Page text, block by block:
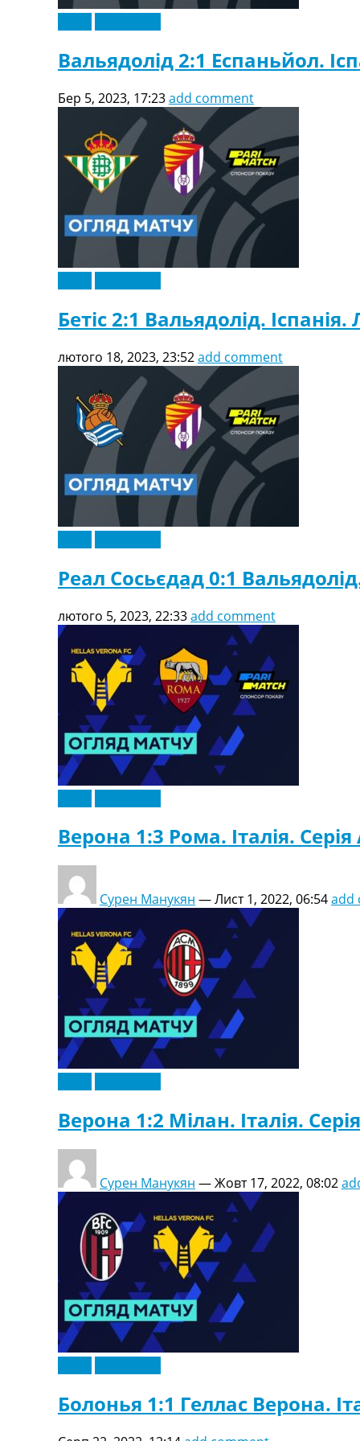
Вальядолід 2:1 Еспаньйол.
Бер 5, 2023, 17:23add comment
Бетіс 2:1 Вальядолід. Іспанія.
лютого 18, 2023, 23:52add comment
Реал Сосьєдад 0:1
лютого 5, 2023, 22:33add comment
Верона 1:3 Рома. Італія. Серія
Сурен Манукян —Лист 1, 2022, 06:54add
Верона 1:2 Мілан. Італія.
Сурен Манукян —Жовт 17, 2022, 08:02
Болонья 1:1 Геллас Верона.